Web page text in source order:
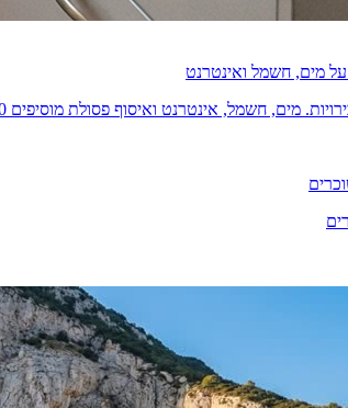
מים, חשמל ואינטרנט
ואיסוף פסולת מוסיפים 150 עד 300 ליש"ט לחודש בהתאם לצריכה.